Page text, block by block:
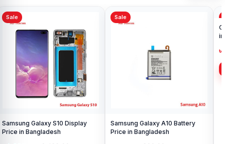
Sale
Samsung Galaxy S10 Display
Price in Bangladesh
Sale
Samsung Galaxy A10 Battery
Price in Bangladesh
৳